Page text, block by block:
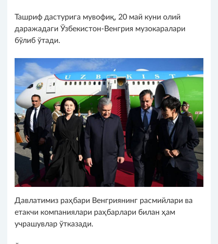
Ташриф дастурига мувофиқ, 20 май куни олий
даражадаги Ўзбекистон-Венгрия музокаралари
бўлиб ўтади.
Давлатимиз раҳбари Венгриянинг расмийлари ва
етакчи компаниялари раҳбарлари билан ҳам
учрашувлар ўтказади.